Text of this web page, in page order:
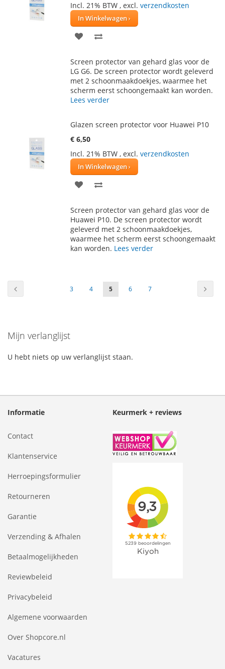
Incl. 21% BTW , excl. verzendkosten
In Winkelwagen
VOEG
AAN
VERLANGLIJST
TE
VERGELIJKEN
Screen protector van gehard glas voor de
LG G6. De screen protector wordt geleverd
met 2 schoonmaakdoekjes, waarmee het
scherm eerst schoongemaakt kan worden.
Lees verder
Glazen screen protector voor Huawei P10
€ 6,50
Incl. 21% BTW , excl. verzendkosten
In Winkelwagen
VOEG
AAN
VERLANGLIJST
TE
VERGELIJKEN
Screen protector van gehard glas voor de
Huawei P10. De screen protector wordt
geleverd met 2 schoonmaakdoekjes,
waarmee het scherm eerst schoongemaakt
kan worden. Lees verder
Pagina
Pagina
Vorige Pagina
3 Pagina
4
U
5 Pagina
6 Pagina
7
Mijn verlanglijst
U hebt niets op uw verlanglijst staan.
Informatie
Contact
Klantenservice
Herroepingsformulier
Retourneren
Garantie
Verzending & Afhalen
Betaalmogelijkheden
Reviewbeleid
Privacybeleid
Algemene voorwaarden
Over Shopcore.nl
Vacatures
Keurmerk + reviews